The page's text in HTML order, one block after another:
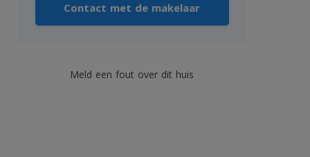
Contact met de makelaar
Meld een fout over dit huis